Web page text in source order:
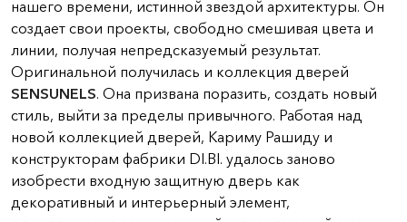
нашего времени, истинной звездой архитектуры. Он
создает свои проекты, свободно смешивая цвета и
линии, получая непредсказуемый результат.
Оригинальной получилась и коллекция дверей
SENSUNELS. Она призвана поразить, создать новый
стиль, выйти за пределы привычного. Работая над
новой коллекцией дверей, Кариму Рашиду и
конструкторам фабрики DI.BI. удалось заново
изобрести входную защитную дверь как
декоративный и интерьерный элемент,